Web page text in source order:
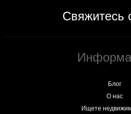
Свяжитесь
Блог
О нас
Ищете